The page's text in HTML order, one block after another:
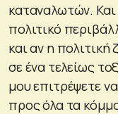
καταναλωτών.
πολιτικό
και αν η
σε ένα τελείως
μου επιτρέψετε
προς όλα τα